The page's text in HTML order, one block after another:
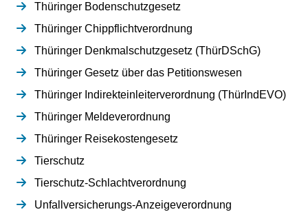
Thüringer Bodenschutzgesetz
Thüringer Chippflichtverordnung
Thüringer Denkmalschutzgesetz (ThürDSchG)
Thüringer Gesetz über das Petitionswesen
Thüringer Indirekteinleiterverordnung (ThürIndEVO)
Thüringer Meldeverordnung
Thüringer Reisekostengesetz
Tierschutz
Tierschutz-Schlachtverordnung
Unfallversicherungs-Anzeigeverordnung